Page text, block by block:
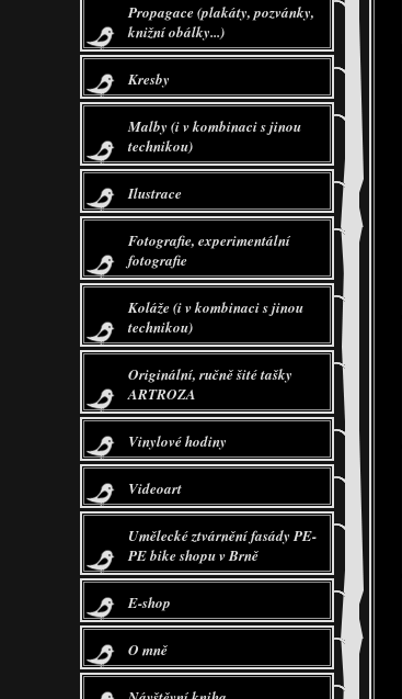
Propagace (plakáty, pozvánky,
knižní obálky...)
Kresby
Malby (i v kombinaci s jinou
technikou)
Ilustrace
Fotografie, experimentální
fotografie
Koláže (i v kombinaci s jinou
technikou)
Originální, ručně šité tašky
ARTROZA
Vinylové hodiny
Videoart
Umělecké ztvárnění fasády PE-
PE bike shopu v Brně
E-shop
O mně